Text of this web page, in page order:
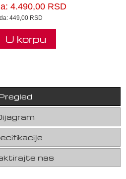
4.490,00 RSD
449,00 RSD
U korpu
nas